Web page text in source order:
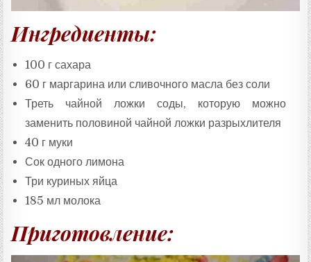
Ингредиенты:
100 г сахара
60 г маргарина или сливочного масла без соли
Треть чайной ложки соды, которую можно
заменить половиной чайной ложки разрыхлителя
40 г муки
Сок одного лимона
Три куриных яйца
185 мл молока
Приготовление: